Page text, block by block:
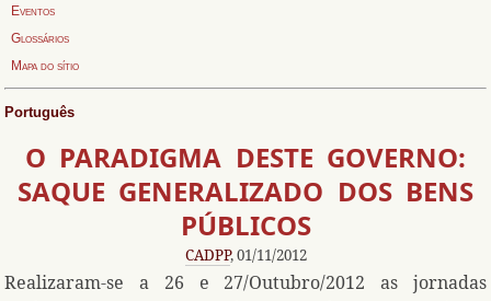
Eventos
Glossários
Mapa do sítio
Português
O PARADIGMA DESTE GOVERNO:
SAQUE GENERALIZADO DOS BENS
PÚBLICOS
CADPP, 01/11/2012
Realizaram-se a 26 e 27/Outubro/2012 as jornadas